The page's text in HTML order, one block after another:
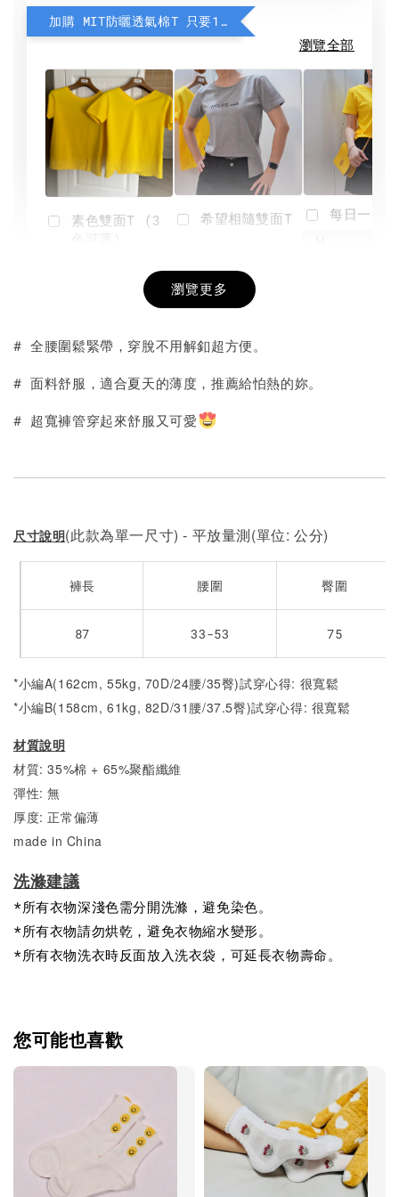
加購 MIT防曬透氣棉T 只要190元
瀏覽全部
素色雙面T (3
+
希望相隨雙面T
NT$ 190
-
每日一笑
瀏覽更多
# 全腰圍鬆緊帶，穿脫不用解釦超方便。
# 面料舒服，適合夏天的薄度，推薦給怕熱的妳。
# 超寬褲管穿起來舒服又可愛
尺寸說明(此款為單一尺寸) - 平放量測(單位: 公分)
褲長 腰圍 臀圍
87 33-53 75
*小編A(162cm, 55kg, 70D/24腰/35臀)試穿心得: 很寬鬆
*小編B(158cm, 61kg, 82D/31腰/37.5臀)試穿心得: 很寬鬆
材質說明
材質: 35%棉 + 65%聚酯纖維
彈性: 無
厚度: 正常偏薄
made in China
洗滌建議
*所有衣物深淺色需分開洗滌，避免染色。
*所有衣物請勿烘乾，避免衣物縮水變形。
*所有衣物洗衣時反面放入洗衣袋，可延長衣物壽命。
您可能也喜歡